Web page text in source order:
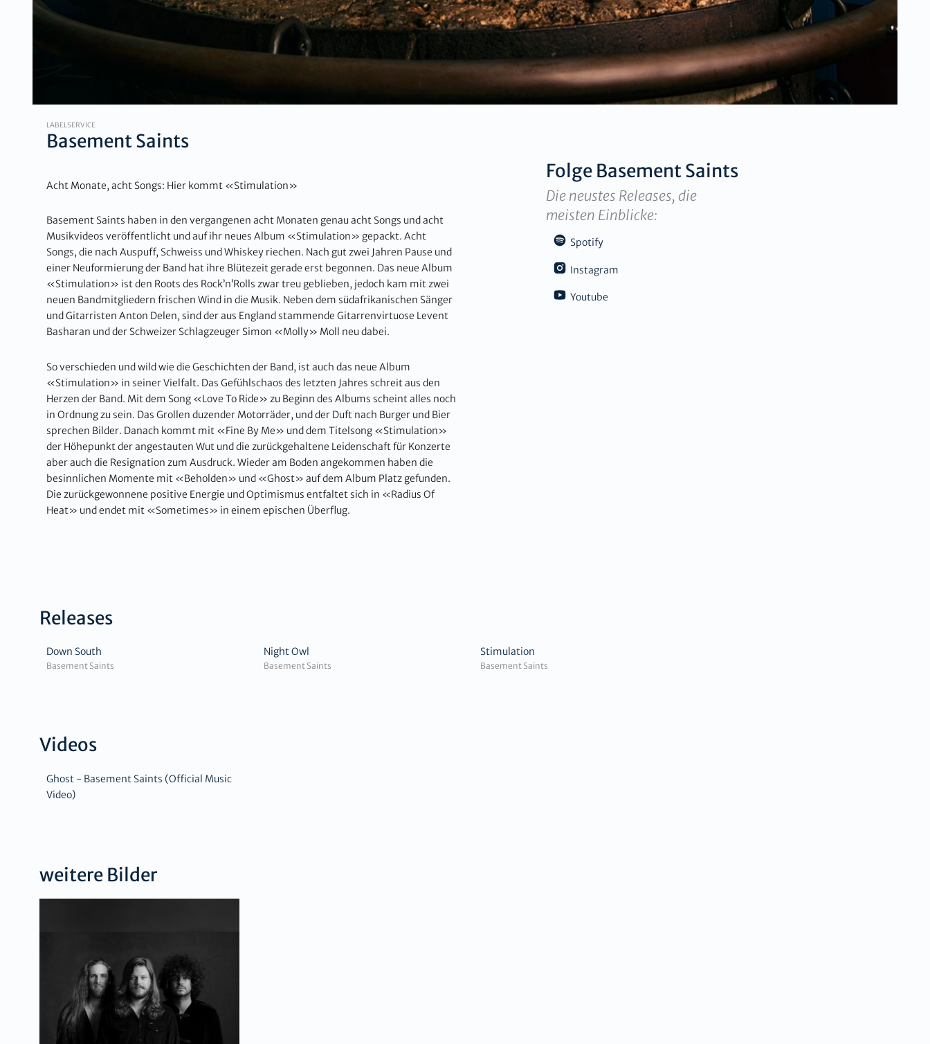
LABELSERVICE
Basement Saints
Acht Monate, acht Songs: Hier kommt «Stimulation»
Basement Saints haben in den vergangenen acht Monaten genau acht Songs und acht
Musikvideos veröffentlicht und auf ihr neues Album «Stimulation» gepackt. Acht
Songs, die nach Auspuff, Schweiss und Whiskey riechen. Nach gut zwei Jahren Pause und
einer Neuformierung der Band hat ihre Blütezeit gerade erst begonnen. Das neue Album
«Stimulation» ist den Roots des Rock’n’Rolls zwar treu geblieben, jedoch kam mit zwei
neuen Bandmitgliedern frischen Wind in die Musik. Neben dem südafrikanischen Sänger
und Gitarristen Anton Delen, sind der aus England stammende Gitarrenvirtuose Levent
Basharan und der Schweizer Schlagzeuger Simon «Molly» Moll neu dabei.
So verschieden und wild wie die Geschichten der Band, ist auch das neue Album
«Stimulation» in seiner Vielfalt. Das Gefühlschaos des letzten Jahres schreit aus den
Herzen der Band. Mit dem Song «Love To Ride» zu Beginn des Albums scheint alles noch
in Ordnung zu sein. Das Grollen duzender Motorräder, und der Duft nach Burger und Bier
sprechen Bilder. Danach kommt mit «Fine By Me» und dem Titelsong «Stimulation»
der Höhepunkt der angestauten Wut und die zurückgehaltene Leidenschaft für Konzerte
aber auch die Resignation zum Ausdruck. Wieder am Boden angekommen haben die
besinnlichen Momente mit «Beholden» und «Ghost» auf dem Album Platz gefunden.
Die zurückgewonnene positive Energie und Optimismus entfaltet sich in «Radius Of
Heat» und endet mit «Sometimes» in einem epischen Überflug.
Folge Basement Saints
Die neustes Releases, die
meisten Einblicke:
Spotify
Instagram
Youtube
Releases
Down South
Basement Saints
Night Owl
Basement Saints
Stimulation
Basement Saints
Videos
Ghost - Basement Saints (Official Music
Video)
weitere Bilder